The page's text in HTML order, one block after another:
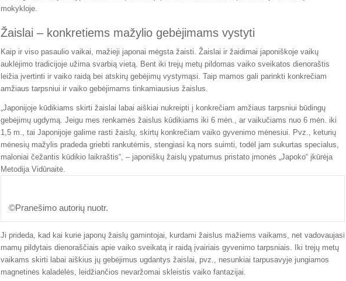
mokykloje.
Žaislai – konkretiems mažylio gebėjimams vystyti
Kaip ir viso pasaulio vaikai, mažieji japonai mėgsta žaisti. Žaislai ir žaidimai japoniškoje vaikų
auklėjimo tradicijoje užima svarbią vietą. Bent iki trejų metų pildomas vaiko sveikatos dienoraštis
leižia įvertinti ir vaiko raidą bei atskirų gebėjimų vystymąsi. Taip mamos gali parinkti konkrečiam
amžiaus tarpsniui ir vaiko gebėjimams tinkamiausius žaislus.
„Japonijoje kūdikiams skirti žaislai labai aiškiai nukreipti į konkrečiam amžiaus tarpsniui būdingų
gebėjimų ugdymą. Jeigu mes renkamės žaislus kūdikiams iki 6 mėn., ar vaikučiams nuo 6 mėn. iki
1,5 m., tai Japonijoje galime rasti žaislų, skirtų konkrečiam vaiko gyvenimo mėnesiui. Pvz., keturių
mėnesių mažylis pradeda griebti rankutėmis, stengiasi ką nors suimti, todėl jam sukurtas specialus,
maloniai čežantis kūdikio laikraštis“, – japoniškų žaislų ypatumus pristato įmonės „Japoko“ įkūrėja
Metodija Vidūnaitė.
©Pranešimo autorių nuotr.
Ji prideda, kad kai kurie japonų žaislų gamintojai, kurdami žaislus mažiems vaikams, net vadovaujasi
mamų pildytais dienoraščiais apie vaiko sveikatą ir raidą įvairiais gyvenimo tarpsniais. Iki trejų metų
vaikams skirti labai aiškius jų gebėjimus ugdantys žaislai, pvz., nesunkiai tarpusavyje jungiamos
magnetinės kaladėlės, leidžiančios nevaržomai skleistis vaiko fantazijai.